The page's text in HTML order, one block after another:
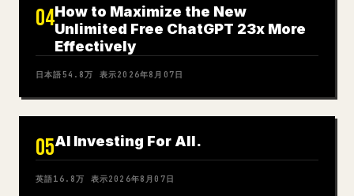
04How to Maximize the New
Unlimited Free ChatGPT 23x More
Effectively
日本語54.8万 表示2026年8月07日
05AI Investing For All.
英語16.8万 表示2026年8月07日